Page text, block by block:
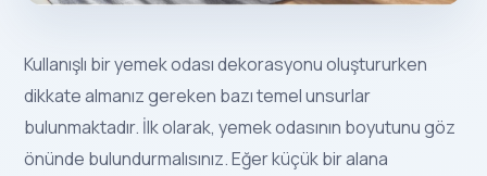
Kullanışlı bir yemek odası dekorasyonu oluştururken
dikkate almanız gereken bazı temel unsurlar
bulunmaktadır. İlk olarak, yemek odasının boyutunu göz
önünde bulundurmalısınız. Eğer küçük bir alana